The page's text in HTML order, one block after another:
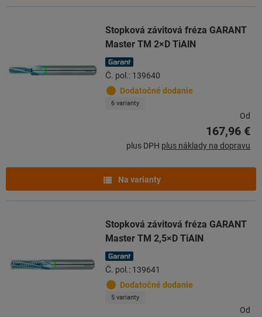
Stopková závitová fréza GARANT
Master TM 2×D TiAlN
Č. pol.: 139640
Dodatočné dodanie
6 varianty
Od
167,96 €
plus DPH plus náklady na dopravu
Na varianty
Stopková závitová fréza GARANT
Master TM 2,5×D TiAlN
Č. pol.: 139641
Dodatočné dodanie
5 varianty
Od